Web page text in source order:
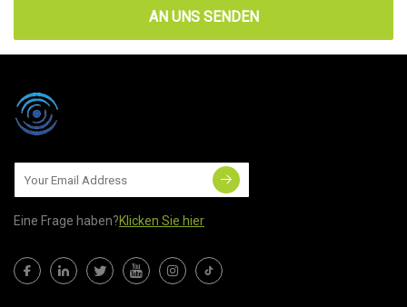
AN UNS SENDEN
Eine Frage haben?Klicken Sie hier